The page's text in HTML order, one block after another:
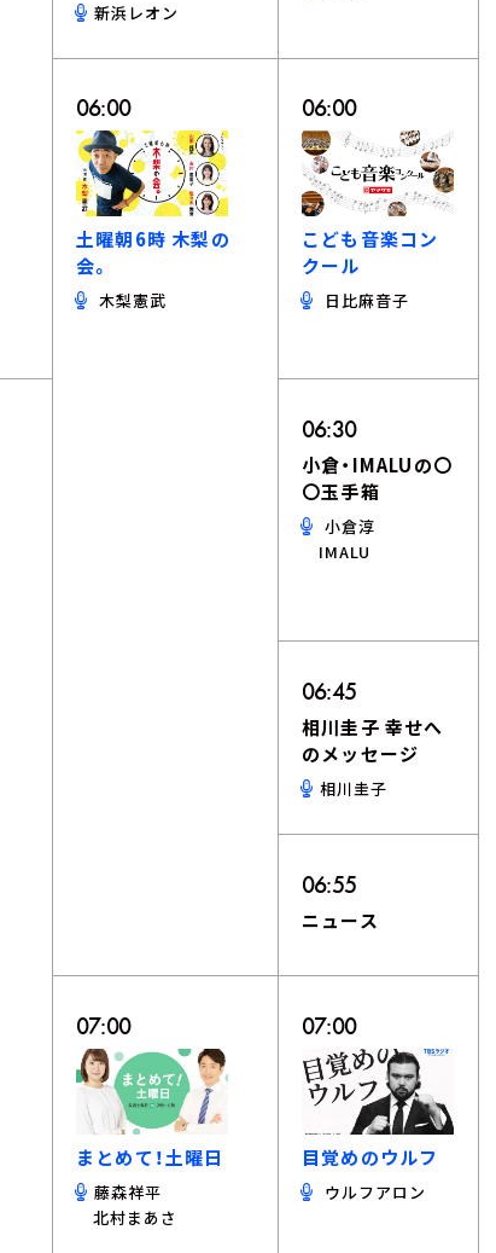
新浜レオン
06:00
土曜朝6時 木梨の
会。
木梨憲武
06:00
こども音楽コン
クール
日比麻音子
06:30
小倉・IMALUの〇
〇玉手箱
小倉淳
IMALU
06:45
相川圭子 幸せへ
のメッセージ
相川圭子
06:55
ニュース
07:00
まとめて！土曜日
藤森祥平
北村まあさ
07:00
目覚めのウルフ
ウルフアロン